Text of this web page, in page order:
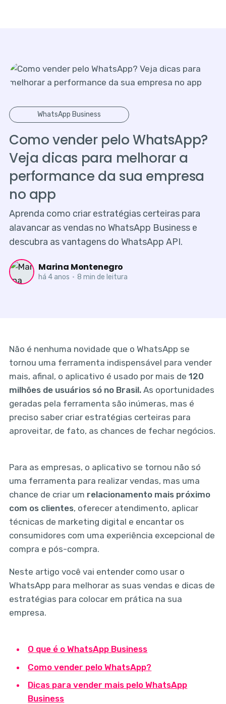
WhatsApp Business
Como vender pelo WhatsApp?
Veja dicas para melhorar a
performance da sua empresa
no app
Aprenda como criar estratégias certeiras para
alavancar as vendas no WhatsApp Business e
descubra as vantagens do WhatsApp API.
Marina Montenegro
há 4 anos • 8 min de leitura
Não é nenhuma novidade que o WhatsApp se
tornou uma ferramenta indispensável para vender
mais, afinal, o aplicativo é usado por mais de 120
milhões de usuários só no Brasil.As oportunidades
geradas pela ferramenta são inúmeras, mas é
preciso saber criar estratégias certeiras para
aproveitar, de fato, as chances de fechar negócios.
Para as empresas, o aplicativo se tornou não só
uma ferramenta para realizar vendas, mas uma
chance de criar um relacionamento mais próximo
com os clientes, oferecer atendimento, aplicar
técnicas de marketing digital e encantar os
consumidores com uma experiência excepcional de
compra e pós-compra.
Neste artigo você vai entender como usar o
WhatsApp para melhorar as suas vendas e dicas de
estratégias para colocar em prática na sua
empresa.
O que é o WhatsApp Business
Como vender pelo WhatsApp?
Dicas para vender mais pelo WhatsApp
Business